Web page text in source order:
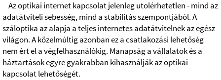
Az optikai internet kapcsolat jelenleg utolérhetetlen - mind az
adatátviteli sebesség, mind a stabilitás szempontjából. A
száloptika az alapja a teljes internetes adatátvitelnek az egész
világon. A közelmúltig azonban ez a csatlakozási lehetőség
nem ért el a végfelhasználókig. Manapság a vállalatok és a
háztartások egyre gyakrabban kihasználják az optikai
kapcsolat lehetőségét.